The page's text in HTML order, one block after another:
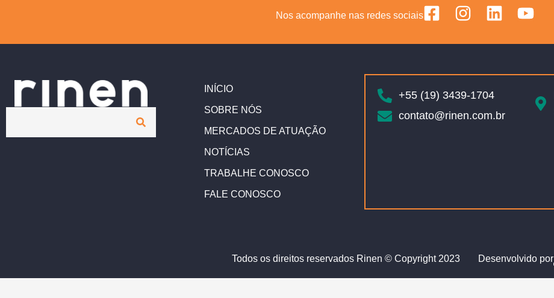
Nos acompanhe nas redes sociais
INÍCIO
SOBRE NÓS
MERCADOS DE ATUAÇÃO
NOTÍCIAS
TRABALHE CONOSCO
FALE CONOSCO
+55 (19) 3439-1704
contato@rinen.com.br
Todos os direitos reservados Rinen © Copyright 2023 Desenvolvido por